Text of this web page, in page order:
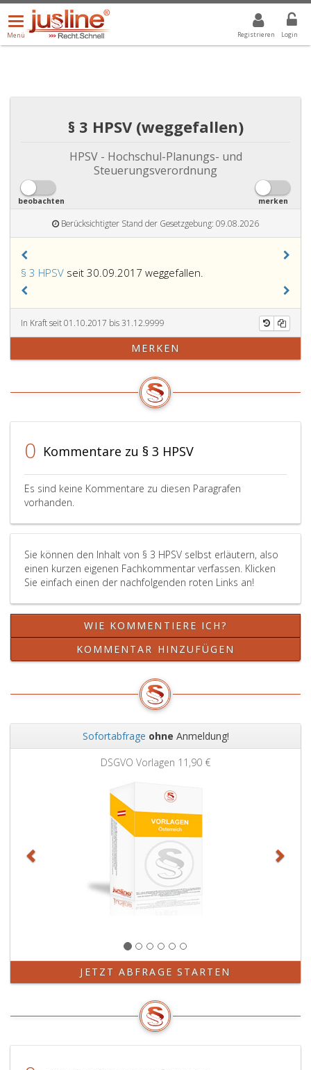
Registrieren Login
Menü
öffnen/schließen
Menü
ALLE DROPDOWN: GEWÄHLTER WERT IST ALLE
§ 3 HPSV (weggefallen)
HPSV - Hochschul-Planungs- und
Steuerungsverordnung
beobachten merken
Berücksichtigter Stand der Gesetzgebung: 09.08.2026
§ 3 HPSV seit 30.09.2017 weggefallen.
In Kraft seit 01.10.2017 bis 31.12.9999
MERKEN
0 Kommentare zu § 3 HPSV
Es sind keine Kommentare zu diesen Paragrafen
vorhanden.
Sie können den Inhalt von § 3 HPSV selbst erläutern, also
einen kurzen eigenen Fachkommentar verfassen. Klicken
Sie einfach einen der nachfolgenden roten Links an!
WIE KOMMENTIERE ICH?
KOMMENTAR HINZUFÜGEN
Sofortabfrage ohne Anmeldung!
DSGVO Vorlagen 11,90 €
JETZT ABFRAGE STARTEN